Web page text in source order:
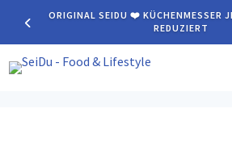
ORIGINAL SEIDU ❤️ KÜCHENMESSER
REDUZIERT